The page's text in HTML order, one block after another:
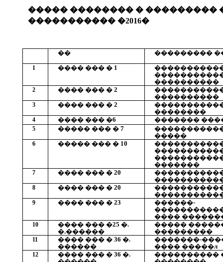
����� �������� � ���������
����������� �2016�
�� ���������
1 ���� ��� � 1
����������
2 ���� ��� � 2
����������
3 ���� ��� � 2
��������
4 ���� ��� �6 �������
5 ����� ��� � 7
�����
6 ����� ��� � 10
�������
7 ���� ��� � 20
8 ���� ��� � 20
9 ���� ��� � 23
������-
����
10
���� ��� �25 �.
�.������
�����
���������
11
���� ��� � 36 �.
������
�������-
���� �����л
12
���� ��� � 36 �.
����������